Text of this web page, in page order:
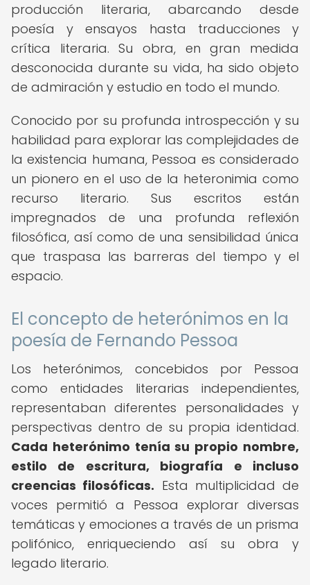
producción literaria, abarcando desde
poesía y ensayos hasta traducciones y
crítica literaria. Su obra, en gran medida
desconocida durante su vida, ha sido objeto
de admiración y estudio en todo el mundo.
Conocido por su profunda introspección y su
habilidad para explorar las complejidades de
la existencia humana, Pessoa es considerado
un pionero en el uso de la heteronimia como
recurso literario. Sus escritos están
impregnados de una profunda reflexión
filosófica, así como de una sensibilidad única
que traspasa las barreras del tiempo y el
espacio.
El concepto de heterónimos en la
poesía de Fernando Pessoa
Los heterónimos, concebidos por Pessoa
como entidades literarias independientes,
representaban diferentes personalidades y
perspectivas dentro de su propia identidad.
Cada heterónimo tenía su propio nombre,
estilo de escritura, biografía e incluso
creencias filosóficas. Esta multiplicidad de
voces permitió a Pessoa explorar diversas
temáticas y emociones a través de un prisma
polifónico, enriqueciendo así su obra y
legado literario.